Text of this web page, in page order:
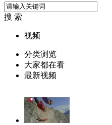
搜 索
视频
分类浏览
大家都在看
最新视频